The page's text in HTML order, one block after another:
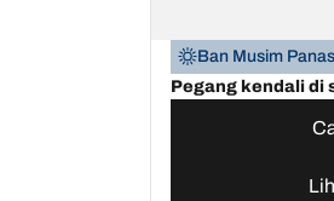
Ban Musim Panas
Pegang kendali di